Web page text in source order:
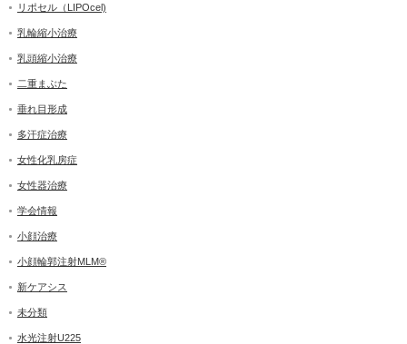
リポセル（LIPOcel)
乳輪縮小治療
乳頭縮小治療
二重まぶた
垂れ目形成
多汗症治療
女性化乳房症
女性器治療
学会情報
小顔治療
小顔輪郭注射MLM®
新ケアシス
未分類
水光注射U225